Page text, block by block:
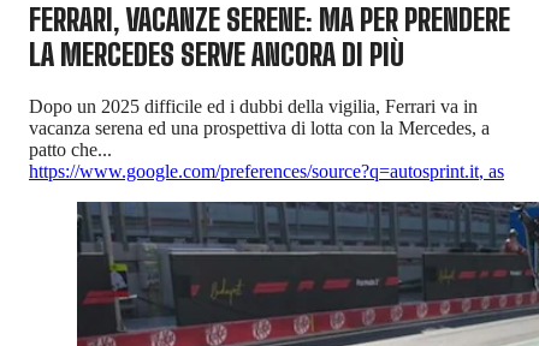
FERRARI, VACANZE SERENE: MA PER PRENDERE
LA MERCEDES SERVE ANCORA DI PIÙ
Dopo un 2025 difficile ed i dubbi della vigilia, Ferrari va in
vacanza serena ed una prospettiva di lotta con la Mercedes, a
patto che...
https://www.google.com/preferences/source?q=autosprint.it, as